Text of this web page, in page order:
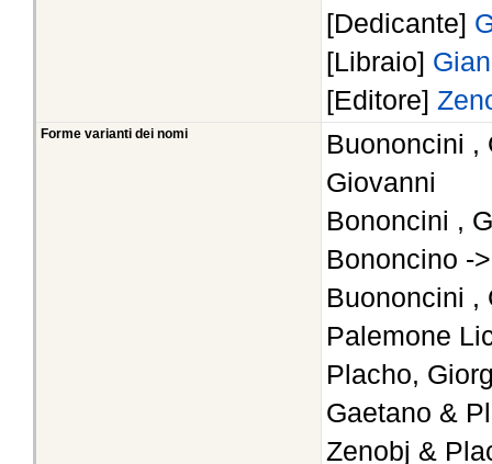
[Dedicante]
[Libraio]
[Editore]
Forme varianti dei nomi
Buononcini ,
Giovanni
Bononcini ,
Bononcino -
Buononcini ,
Palemone
Placho,
Gaetano &
Zenobj &